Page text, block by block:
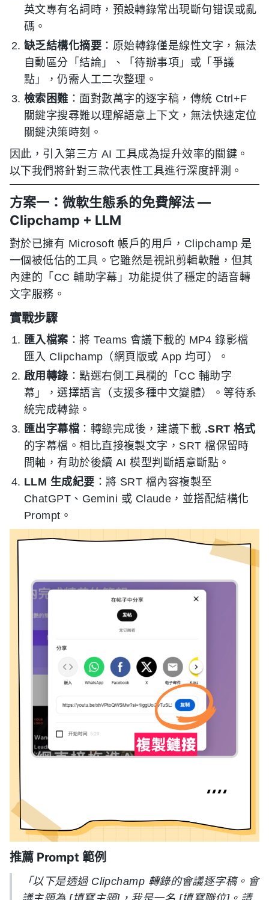
英文專有名詞時，預設轉錄常出現斷句错误或亂
碼。
缺乏結構化摘要 ：原始轉錄僅是線性文字，無法
自動區分「結論」、「待辦事項」或「爭議
點」，仍需人工二次整理。
檢索困難 ：面對數萬字的逐字稿，傳統 Ctrl+F
關鍵字搜尋難以理解語意上下文，無法快速定位
關鍵決策時刻。
因此，引入第三方 AI 工具成為提升效率的關鍵。
以下我們將針對三款代表性工具進行深度評測。
方案一：微軟生態系的免費解法 —
Clipchamp + LLM
對於已擁有 Microsoft 帳戶的用戶，Clipchamp 是
一個被低估的工具。它雖然是視訊剪輯軟體，但其
內建的「CC 輔助字幕」功能提供了穩定的語音轉
文字服務。
實戰步驟
匯入檔案 ：將 Teams 會議下載的 MP4 錄影檔
匯入 Clipchamp（網頁版或 App 均可）。
啟用轉錄 ：點選右側工具欄的「CC 輔助字
幕」，選擇語言（支援多種中文變體）。等待系
統完成轉錄。
匯出字幕檔 ：轉錄完成後，建議下載 .SRT 格式
的字幕檔。相比直接複製文字，SRT 檔保留時
間軸，有助於後續 AI 模型判斷語意斷點。
LLM 生成紀要 ：將 SRT 檔內容複製至
ChatGPT、Gemini 或 Claude，並搭配結構化
Prompt。
推薦 Prompt 範例
「以下是透過 Clipchamp 轉錄的會議逐字稿。會